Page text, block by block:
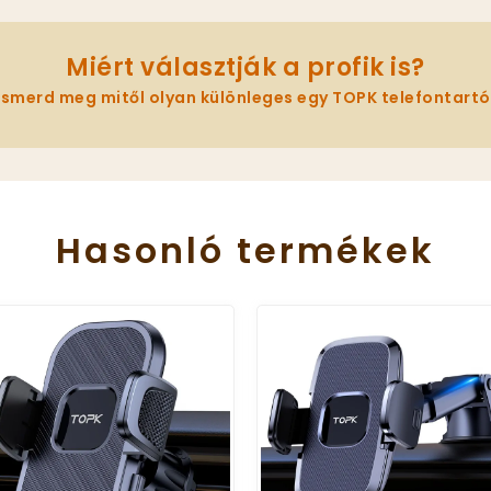
Miért választják a profik is?
meg mitől olyan különleges egy TOPK
Hasonló termékek